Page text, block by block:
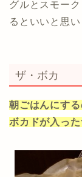
グルとスモー
るといいと思い
ザ・ボカ
朝ごはんにす
ボカドが入っ